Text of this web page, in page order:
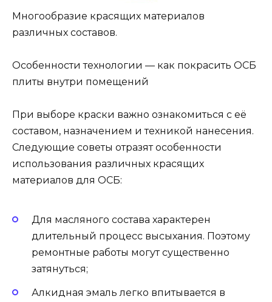
Многообразие красящих материалов
различных составов.
Особенности технологии — как покрасить ОСБ
плиты внутри помещений
При выборе краски важно ознакомиться с её
составом, назначением и техникой нанесения.
Следующие советы отразят особенности
использования различных красящих
материалов для ОСБ:
Для масляного состава характерен
длительный процесс высыхания. Поэтому
ремонтные работы могут существенно
затянуться;
Алкидная эмаль легко впитывается в